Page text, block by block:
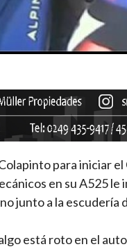
para iniciar
en su A525
junto a la
está roto en el